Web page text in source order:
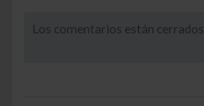
Los comentarios están cerrados